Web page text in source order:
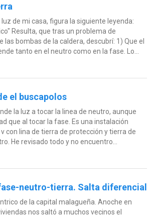
luz de mi casa, figura la siguiente leyenda:
Resulta, que tras un problema de
las bombas de la caldera, descubrí: 1) Que el
tanto en el neutro como en la fase. Lo...
el buscapolos
la luz a tocar la linea de neutro, aunque
que al tocar la fase. Es una instalación
con lina de tierra de protección y tierra de
He revisado todo y no encuentro...
neutro-tierra. Salta diferencial
de la capital malagueña. Anoche en
nos saltó a muchos vecinos el